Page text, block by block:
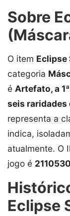
Sobre
O item Eclipse
categoria
é Artefato, a
seis raridades
representa a
indica,
atualmente. O
jogo é
Eclipse